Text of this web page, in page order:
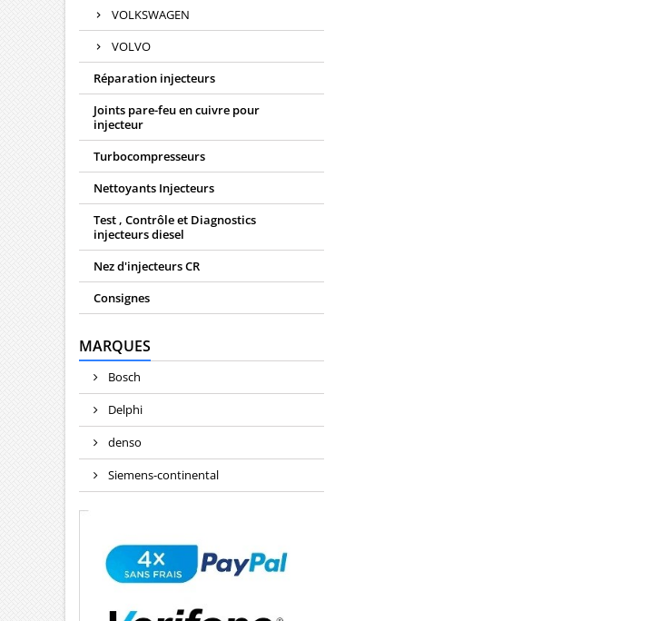
VOLKSWAGEN
VOLVO
Réparation injecteurs
Joints pare-feu en cuivre pour
injecteur
Turbocompresseurs
Nettoyants Injecteurs
Test , Contrôle et Diagnostics
injecteurs diesel
Nez d'injecteurs CR
Consignes
MARQUES
Bosch
Delphi
denso
Siemens-continental